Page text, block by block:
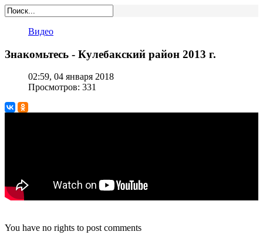
Видео
Знакомьтесь - Кулебакский район 2013 г.
02:59, 04 января 2018
Просмотров: 331
You have no rights to post comments